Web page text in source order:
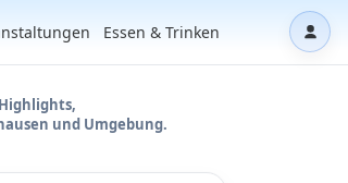
Essen & Trinken
und Umgebung.